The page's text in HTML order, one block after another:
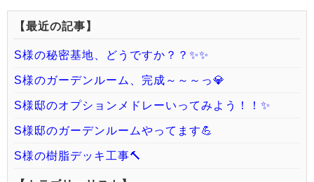
【最近の記事】
S様の秘密基地、どうですか？？✨✨
S様のガーデンルーム、完成～～～っ💎
S様邸のオプションメドレーいってみよう！！✨
S様邸のガーデンルームやってます💪
S様の樹脂デッキ工事🔨